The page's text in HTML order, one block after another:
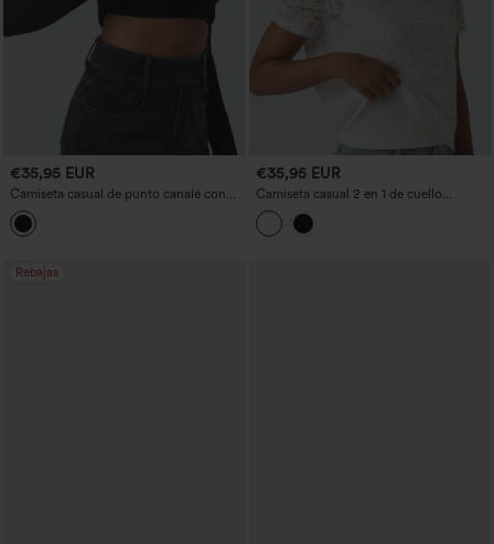
€35,95 EUR
Camiseta casual de punto canalé con
copas moldeadas, efecto push-up,
escote cuadrado, manga larga, aberturas
para el pulgar y lazo.
€35,95 EUR
Camiseta casual 2 en 1 de cuello
redondo, manga corta y con encaje
Rebajas